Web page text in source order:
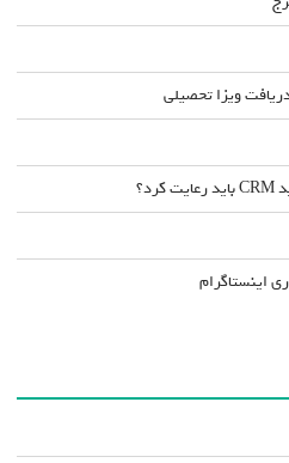
ویزا تحصیلی
اینستاگرام